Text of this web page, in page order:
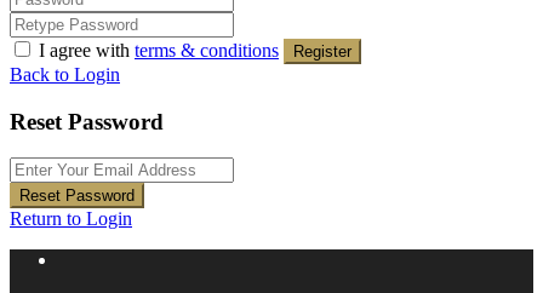
I agree with terms & conditions Register
Back to Login
Reset Password
Reset Password
Return to Login